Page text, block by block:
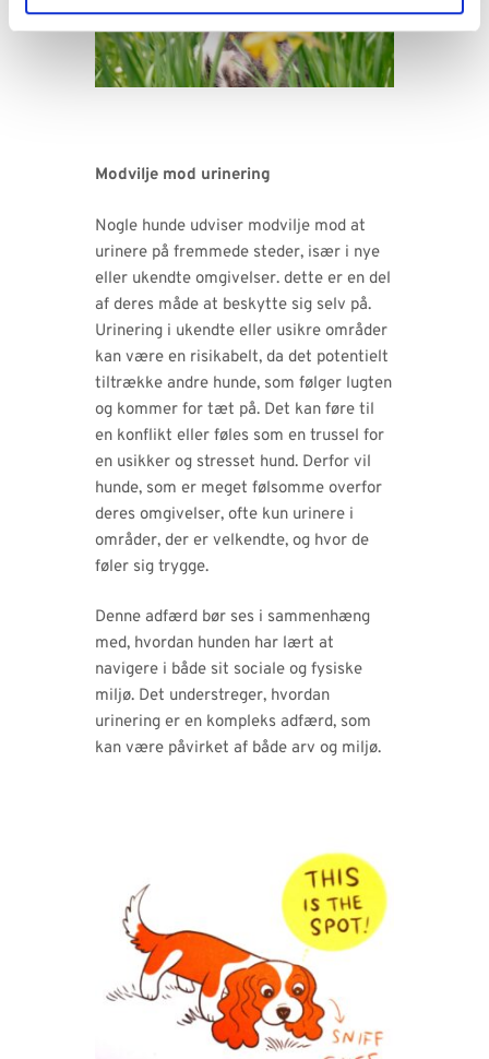
Modvilje mod urinering
Nogle hunde udviser modvilje mod at
urinere på fremmede steder, især i nye
eller ukendte omgivelser. dette er en del
af deres måde at beskytte sig selv på.
Urinering i ukendte eller usikre områder
kan være en risikabelt, da det potentielt
tiltrække andre hunde, som følger lugten
og kommer for tæt på. Det kan føre til
en konflikt eller føles som en trussel for
en usikker og stresset hund. Derfor vil
hunde, som er meget følsomme overfor
deres omgivelser, ofte kun urinere i
områder, der er velkendte, og hvor de
føler sig trygge.
Denne adfærd bør ses i sammenhæng
med, hvordan hunden har lært at
navigere i både sit sociale og fysiske
miljø. Det understreger, hvordan
urinering er en kompleks adfærd, som
kan være påvirket af både arv og miljø.